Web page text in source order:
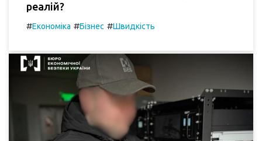
реалій?
#Економіка #Бізнес #Швидкість